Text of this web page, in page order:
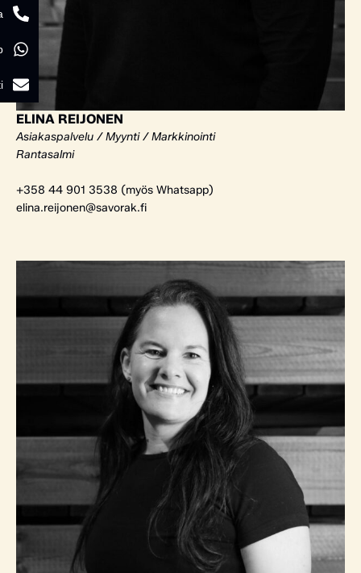
ELINA REIJONEN
Asiakaspalvelu / Myynti / Markkinointi
Rantasalmi
+358 44 901 3538 (myös Whatsapp)
elina.reijonen@savorak.fi